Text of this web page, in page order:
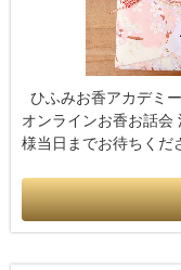
ひふみお香アカデミ
オンラインお香お話
様当日までお待ちく